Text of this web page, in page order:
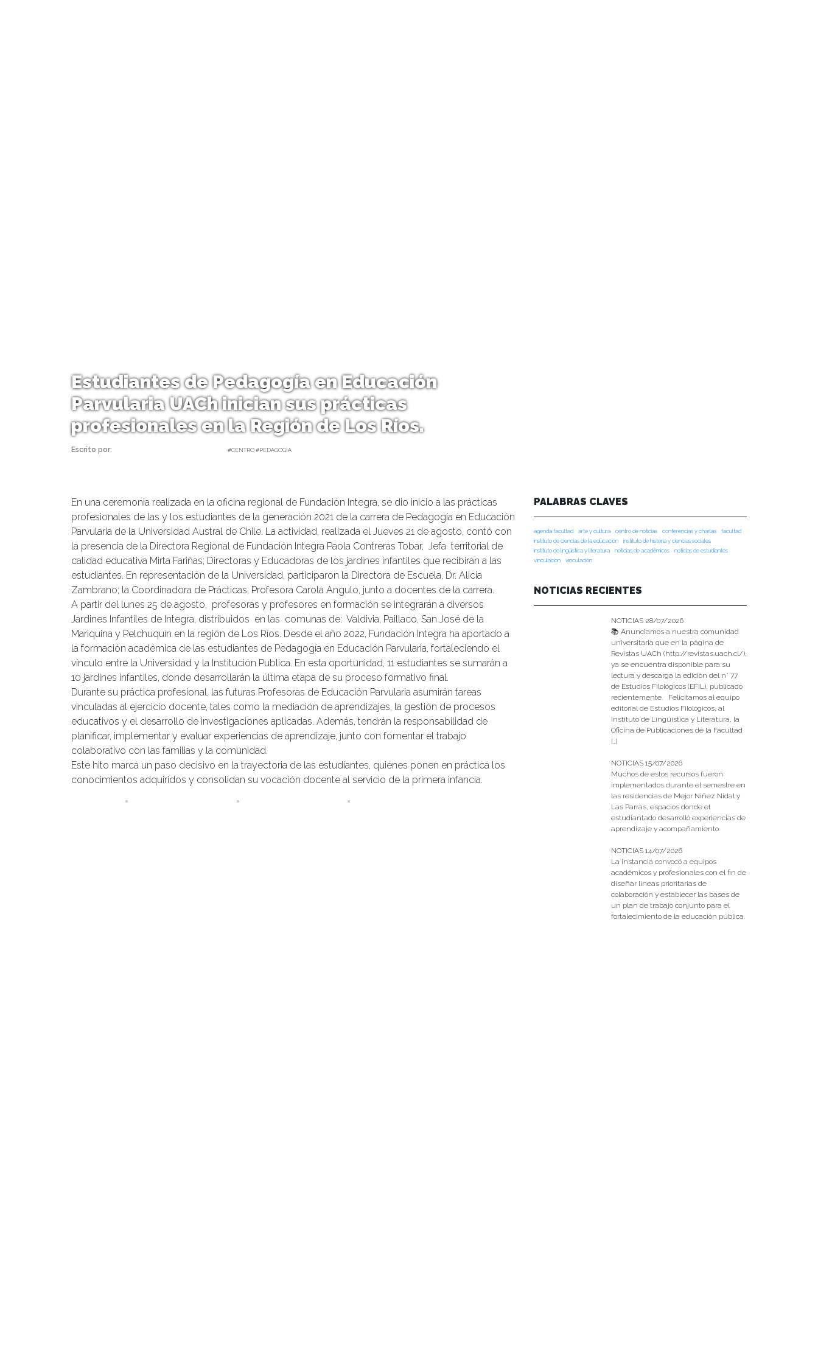
Estudiantes de Pedagogía en Educación
Parvularia UACh inician sus prácticas
profesionales en la Región de Los Ríos.
Escrito por: #CENTRO #PEDAGOGÍA
En una ceremonia realizada en la oficina regional de Fundación Integra, se dio inicio a las prácticas
profesionales de las y los estudiantes de la generación 2021 de la carrera de Pedagogía en Educación
Parvularia de la Universidad Austral de Chile. La actividad, realizada el Jueves 21 de agosto, contó con
la presencia de la Directora Regional de Fundación Integra Paola Contreras Tobar, Jefa territorial de
calidad educativa Mirta Fariñas; Directoras y Educadoras de los jardines infantiles que recibirán a las
estudiantes. En representación de la Universidad, participaron la Directora de Escuela, Dr. Alicia
Zambrano; la Coordinadora de Prácticas, Profesora Carola Angulo, junto a docentes de la carrera.
A partir del lunes 25 de agosto, profesoras y profesores en formación se integrarán a diversos
Jardines Infantiles de Integra, distribuidos en las comunas de: Valdivia, Paillaco, San José de la
Mariquina y Pelchuquín en la región de Los Ríos. Desde el año 2022, Fundación Integra ha aportado a
la formación académica de las estudiantes de Pedagogía en Educación Parvularia, fortaleciendo el
vínculo entre la Universidad y la Institución Publica. En esta oportunidad, 11 estudiantes se sumarán a
10 jardines infantiles, donde desarrollarán la última etapa de su proceso formativo final.
Durante su práctica profesional, las futuras Profesoras de Educación Parvularia asumirán tareas
vinculadas al ejercicio docente, tales como la mediación de aprendizajes, la gestión de procesos
educativos y el desarrollo de investigaciones aplicadas. Además, tendrán la responsabilidad de
planificar, implementar y evaluar experiencias de aprendizaje, junto con fomentar el trabajo
colaborativo con las familias y la comunidad.
Este hito marca un paso decisivo en la trayectoria de las estudiantes, quienes ponen en práctica los
conocimientos adquiridos y consolidan su vocación docente al servicio de la primera infancia.
PALABRAS CLAVES
agenda facultad arte y cultura centro de noticias conferencias y charlas
facultad
instituto de ciencias de la educación
instituto de historia y ciencias sociales
instituto de lingüística y literatura
noticias de académicos
noticias de estudiantes
vinculacion
vinculación
NOTICIAS RECIENTES
NOTICIAS 28/07/2026
📚 Anunciamos a nuestra comunidad
universitaria que en la página de
Revistas UACh (http://revistas.uach.cl/),
ya se encuentra disponible para su
lectura y descarga la edición del n° 77
de Estudios Filológicos (EFIL), publicado
recientemente. Felicitamos al equipo
editorial de Estudios Filológicos, al
Instituto de Lingüística y Literatura, la
Oficina de Publicaciones de la Facultad
[…]
NOTICIAS 15/07/2026
Muchos de estos recursos fueron
implementados durante el semestre en
las residencias de Mejor Niñez Nidal y
Las Parras, espacios donde el
estudiantado desarrolló experiencias de
aprendizaje y acompañamiento.
NOTICIAS 14/07/2026
La instancia convocó a equipos
académicos y profesionales con el fin de
diseñar líneas prioritarias de
colaboración y establecer las bases de
un plan de trabajo conjunto para el
fortalecimiento de la educación pública.